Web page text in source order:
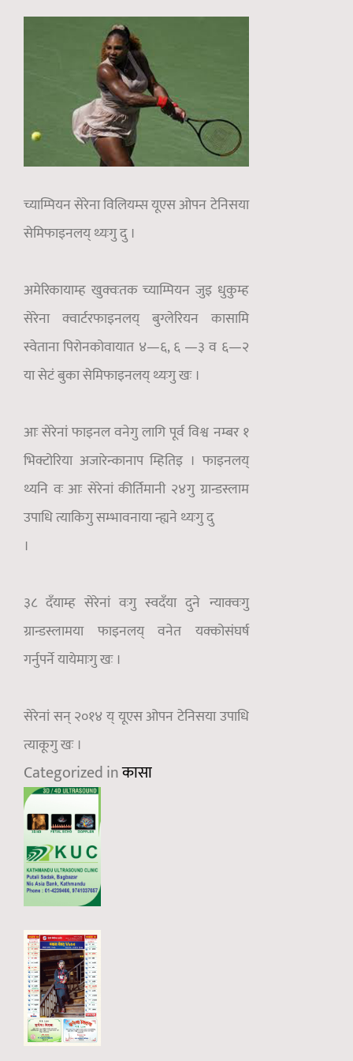
च्याम्पियन सेरेना विलियम्स यूएस ओपन टेनिसया
सेमिफाइनलय् थ्यःगु दु ।
अमेरिकायाम्ह खुक्वःतक च्याम्पियन जुइ धुकुम्ह
सेरेना क्वार्टरफाइनलय् बुग्लेरियन कासामि
स्वेताना पिरोनकोवायात ४—६, ६ —३ व ६—२
या सेटं बुका सेमिफाइनलय् थ्यःगु खः ।
आः सेरेनां फाइनल वनेगु लागि पूर्व विश्व नम्बर १
भिक्टोरिया अजारेन्कानाप म्हितिइ । फाइनलय्
थ्यनि वः आः सेरेनां कीर्तिमानी २४गु ग्रान्डस्लाम
उपाधि त्याकिगु सम्भावनाया न्ह्यने थ्यःगु दु
।
३८ दँयाम्ह सेरेनां वःगु स्वदँया दुने न्याक्वःगु
ग्रान्डस्लामया फाइनलय् वनेत यक्कोसंघर्ष
गर्नुपर्ने यायेमाःगु खः ।
सेरेनां सन् २०१४ य् यूएस ओपन टेनिसया उपाधि
त्याकूगु खः ।
Categorized inकासा